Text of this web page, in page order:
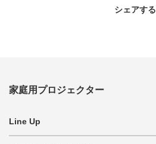
シェアする
家庭用プロジェクター
Line Up